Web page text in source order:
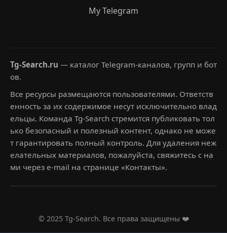
My Telegram
Tg-Search.ru — каталог Telegram-каналов, групп и бот
ов.
Все ресурсы размещаются пользователями. Ответств
енность за их содержимое несут исключительно влад
ельцы. Команда Tg-Search стремится публиковать тол
ько безопасный и полезный контент, однако не може
т гарантировать полный контроль. Для удаления неж
елательных материалов, пожалуйста, свяжитесь с на
ми через e-mail на странице «Контакты».
© 2025 Tg-Search. Все права защищены ❤️